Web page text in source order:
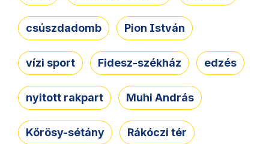
csúszdadomb Pion István
vízi sport Fidesz-székház edzés
nyitott rakpart Muhi András
Kőrösy-sétány Rákóczi tér